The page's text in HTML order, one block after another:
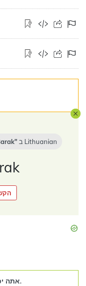
ב Lithuanian
אתה יכול לבטא את המילה הזאת יותר.